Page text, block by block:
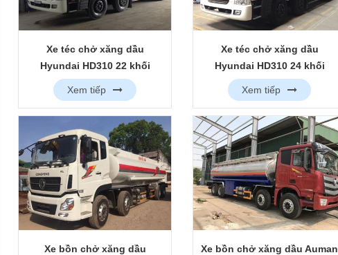
Xe téc chở xăng dầu
Hyundai HD310 22 khối
Xem tiếp
Xe téc chở xăng dầu
Hyundai HD310 24 khối
Xem tiếp
Xe bồn chở xăng dầu
Xe bồn chở xăng dầu Auman